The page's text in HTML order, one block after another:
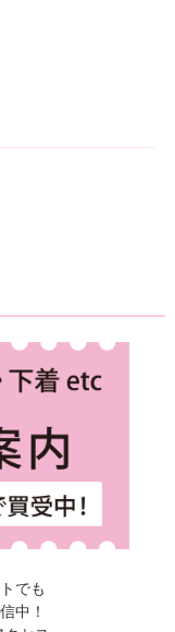
でも
中！